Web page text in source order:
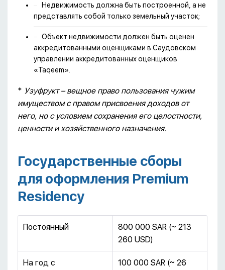
Недвижимость должна быть построенной, а не
представлять собой только земельный участок;
Объект недвижимости должен быть оценен
аккредитованными оценщиками в Саудовском
управлении аккредитованных оценщиков
«Taqeem».
* Узуфрукт – вещное право пользования чужим
имуществом с правом присвоения доходов от
него, но с условием сохранения его целостности,
ценности и хозяйственного назначения.
Государственные сборы
для оформления Premium
Residency
Постоянный
800 000 SAR (~ 213
260 USD)
На год с
100 000 SAR (~ 26